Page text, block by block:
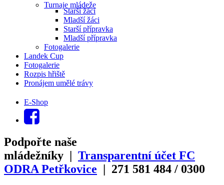
Turnaje mládeže
Starší žáci
Mladší žáci
Starší přípravka
Mladší přípravka
Fotogalerie
Landek Cup
Fotogalerie
Rozpis hřiště
Pronájem umělé trávy
E-Shop
Podpořte naše
mládežníky | Transparentní účet FC
ODRA Petřkovice | 271 581 484 / 0300